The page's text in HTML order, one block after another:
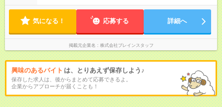
気になる！ 応募する 詳細へ
掲載元企業名 株式会社ブレインスタッフ
興味のあるバイト は、とりあえず保存しよう♪
保存した求人は、後からまとめて応募できるよ。
企業からアプローチが届くことも！